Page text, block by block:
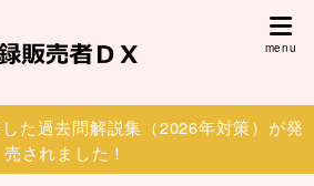
た過去問解説集（2026年対策）が発
売されました！